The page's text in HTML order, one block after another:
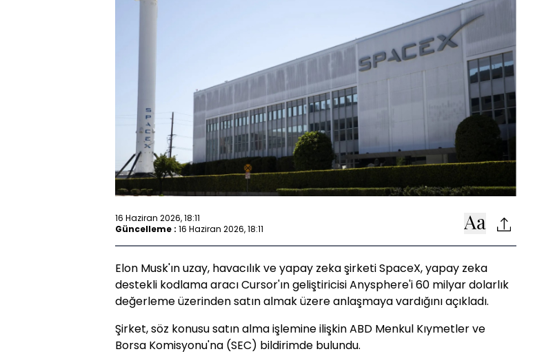
16 Haziran 2026, 18:11
Güncelleme : 16 Haziran 2026, 18:11
Elon Musk'ın uzay, havacılık ve yapay zeka şirketi SpaceX, yapay zeka
destekli kodlama aracı Cursor'ın geliştiricisi Anysphere'i 60 milyar dolarlık
değerleme üzerinden satın almak üzere anlaşmaya vardığını açıkladı.
Şirket, söz konusu satın alma işlemine ilişkin ABD Menkul Kıymetler ve
Borsa Komisyonu'na (SEC) bildirimde bulundu.